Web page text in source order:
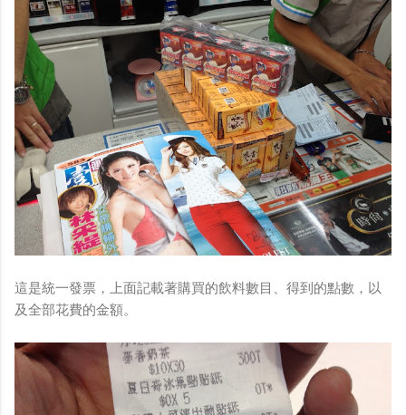
這是統一發票，上面記載著購買的飲料數目、得到的點數，以
及全部花費的金額。